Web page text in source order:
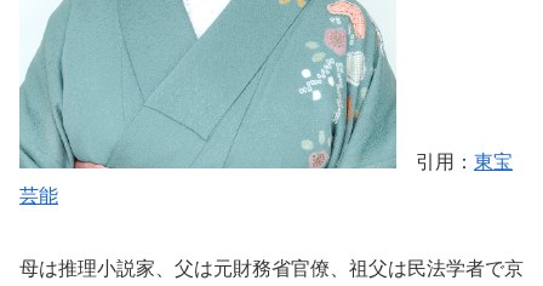
引用： 東宝
芸能
母は推理小説家、父は元財務省官僚、 祖父は民法学者で京